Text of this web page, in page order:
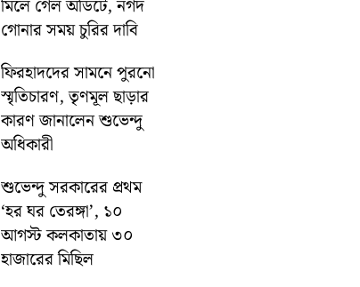
মিলে গেল অডিটে, নগদ
গোনার সময় চুরির দাবি
ফিরহাদদের সামনে পুরনো
স্মৃতিচারণ, তৃণমূল ছাড়ার
কারণ জানালেন শুভেন্দু
অধিকারী
শুভেন্দু সরকারের প্রথম
‘হর ঘর তেরঙ্গা’, ১০
আগস্ট কলকাতায় ৩০
হাজারের মিছিল